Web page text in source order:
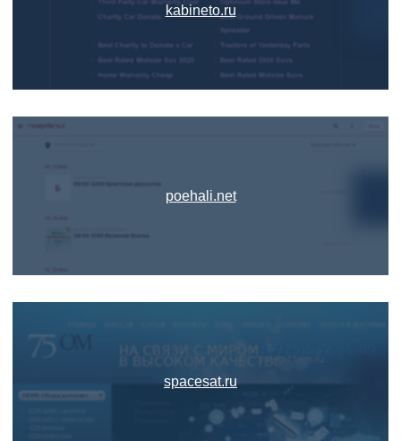
kabineto.ru
poehali.net
spacesat.ru